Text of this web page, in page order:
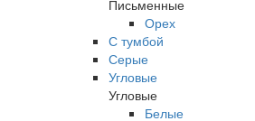
Письменные
Орех
С тумбой
Серые
Угловые
Угловые
Белые